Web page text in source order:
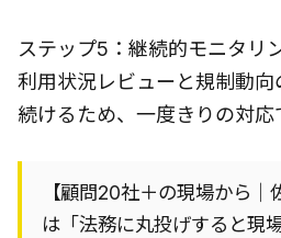
ステップ5：継続的モニタリ
利用状況レビューと規制動
続けるため、一度きりの対応
【顧問20社＋の現場から
は「法務に丸投げすると現